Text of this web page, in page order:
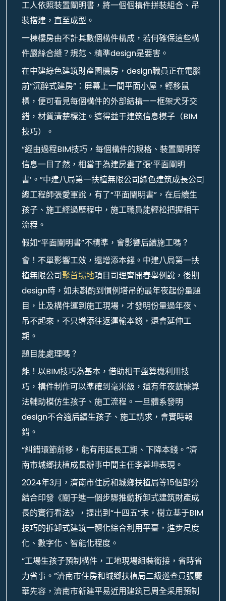
工人依照裝置闡明書，將一個個構件拼裝組合、吊
裝搭建，直至成型。
一棟樓房由不計其數個構件構成，若何確保這些構
件嚴絲合縫？規范、精準design是要害。
在中建綠色建筑財產園機房，design職員正在電腦
前“沉醉式建房”：屏幕上一間平面小屋，輕移鼠
標，便可看見每個構件的外部結構——框架犬牙交
錯，材質清楚標注。這得益于建筑信息模子（BIM
技巧）。
“經由過程BIM技巧，每個構件的規格、裝置闡明等
信息一目了然，相當于為建房畫了張‘平面闡明
書’。”中建八局第一扶植無限公司綠色建筑成長公司
總工程師張愛軍說，有了“平面闡明書”，在后續生
孩子、施工經過歷程中，施工職員能輕松把握相干
流程。
假如“平面闡明書”不精準，會影響后續施工嗎？
會！不單影響工效，還增添本錢。中建八局第一扶
植無限公司聚首場地項目司理齊開春舉例說，後期
design時，如未斟酌到慣例塔吊的最年夜起份量題
目，比及構件運到施工現場，才發明份量過年夜、
吊不起來，不只增添往返運輸本錢，還會延伸工
期。
題目能處理嗎？
能！以BIM技巧為基本，借助相干盤算機利用技
巧，構件制作可以準確到毫米級，還有年夜數據算
法輔助模仿生孩子、施工流程。一旦體系發明
design不合適后續生孩子、施工請求，會實時報
錯。
“糾錯環節前移，能有用延長工期、下降本錢。”濟
南市城鄉扶植成長辦事中間主任李善坤表現。
2024年3月，濟南市住房和城鄉扶植局等15個部分
結合印發《關于進一個步驟推動拆卸式建筑財產成
長的實行看法》，提出到“十四五”末，樹立基于BIM
技巧的拆卸式建筑一體化綜合利用平臺，進步尺度
化、數字化、智能化程度。
“工場生孩子預制構件，工地現場組裝銜接，省時省
力省事。”濟南市住房和城鄉扶植局二級巡查員張慶
華先容，濟南市新建平易近用建筑已周全采用預制